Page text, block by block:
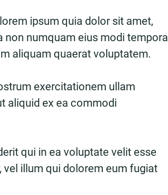
ipsum quia dolor sit amet,
non numquam eius modi tempora
aliquam quaerat voluptatem.
exercitationem ullam
aliquid ex ea commodi
qui in ea voluptate velit esse
illum qui dolorem eum fugiat